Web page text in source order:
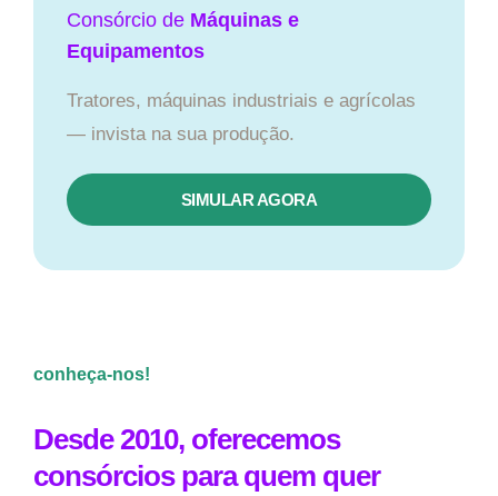
Consórcio de Máquinas e
Equipamentos
Tratores, máquinas industriais e agrícolas
— invista na sua produção.
SIMULAR AGORA
conheça-nos!
Desde 2010, oferecemos
consórcios para quem quer